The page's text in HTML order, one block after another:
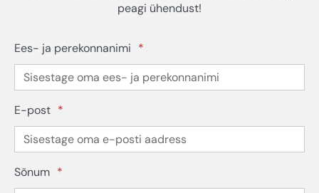
peagi ühendust!
Ees- ja perekonnanimi *
E-post *
Sõnum *